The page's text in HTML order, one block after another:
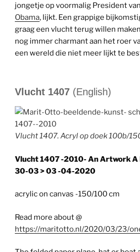
jongetje op voormalig President
Obama, lijkt. Een grappige
graag een vlucht terug willen
nog immer charmant aan het roer
een wereld die niet meer lijkt te
Vlucht 1407 (English)
Vlucht 1407. Acryl op doek 100b/
Vlucht 1407 -2010- An Artwork A
30-03 > 03 -04-2020
acrylic on canvas -150/100 cm
Read more about @
https://maritotto.nl/2020/03/23/